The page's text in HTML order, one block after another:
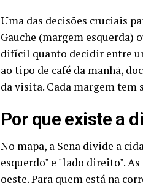
Uma das decisões cruciais
Gauche (margem esquerda)
difícil quanto decidir entre
ao tipo de café da manhã,
da visita. Cada margem tem
Por que existe a
No mapa, a Sena divide a
esquerdo" e "lado direito".
oeste. Para quem está na